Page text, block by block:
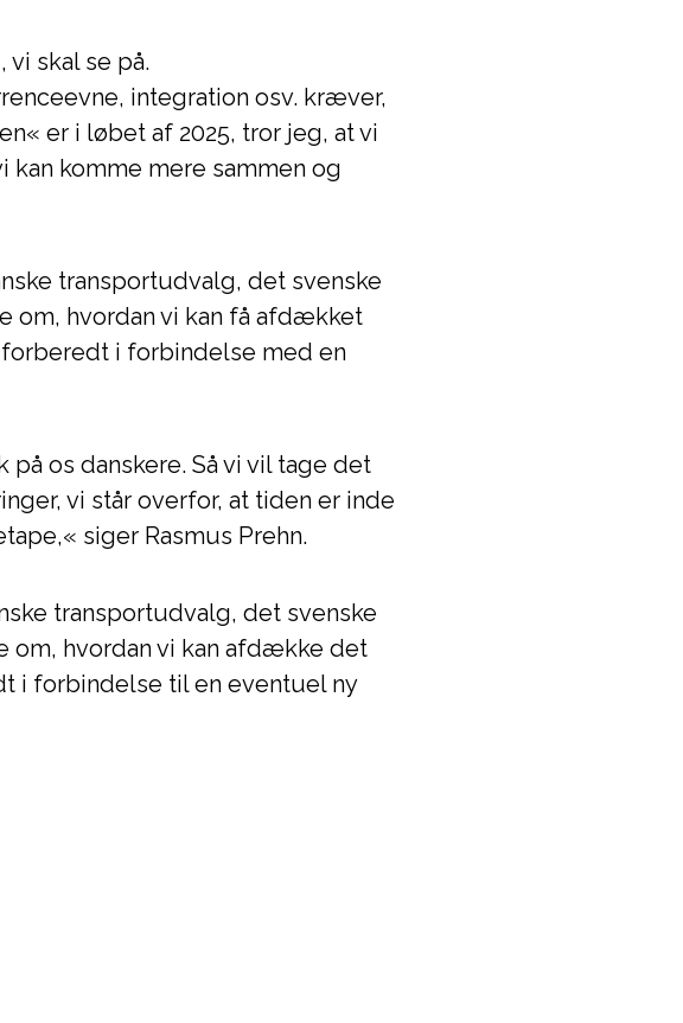
skal se på.
integration osv. kræver,
er i løbet af 2025, tror jeg, at vi
kan komme mere sammen og
transportudvalg, det svenske
om, hvordan vi kan få afdækket
i forbindelse med en
os danskere. Så vi vil tage det
vi står overfor, at tiden er inde
siger Rasmus Prehn.
transportudvalg, det svenske
om, hvordan vi kan afdække det
i forbindelse til en eventuel ny